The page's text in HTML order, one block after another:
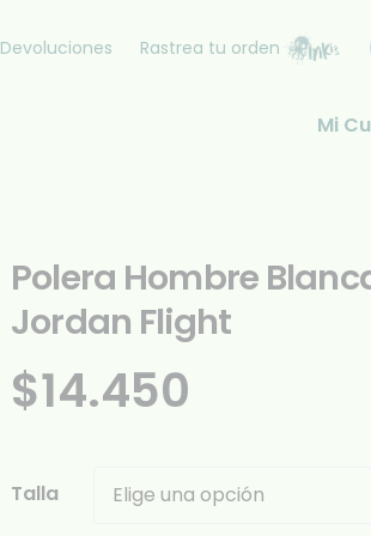
Devoluciones Rastrea tu orden
Mi
Polera Hombre
Jordan Flight
$14.450
Talla